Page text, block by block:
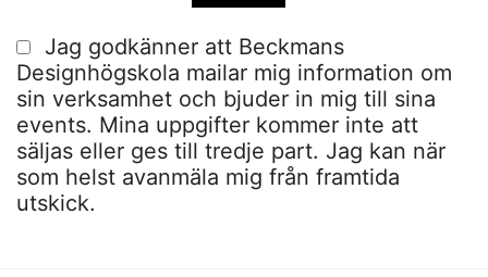
Jag godkänner att Beckmans
Designhögskola mailar mig information om
sin verksamhet och bjuder in mig till sina
events. Mina uppgifter kommer inte att
säljas eller ges till tredje part. Jag kan när
som helst avanmäla mig från framtida
utskick.